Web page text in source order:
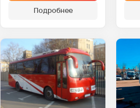
Подробнее